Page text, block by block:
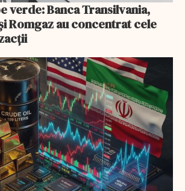
verde: Banca Transilvania,
Romgaz au concentrat cele